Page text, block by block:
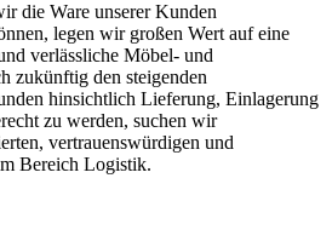
die Ware unserer Kunden
legen wir großen Wert auf eine
verlässliche Möbel- und
zukünftig den steigenden
hinsichtlich Lieferung, Einlagerung
zu werden, suchen wir
vertrauenswürdigen und
Bereich Logistik.